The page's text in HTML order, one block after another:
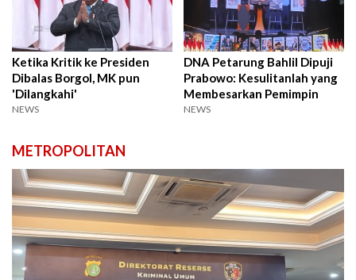
Ketika Kritik ke Presiden
Dibalas Borgol, MK pun
'Dilangkahi'
NEWS
DNA Petarung Bahlil Dipuji
Prabowo: Kesulitanlah yang
Membesarkan Pemimpin
NEWS
METROPOLITAN